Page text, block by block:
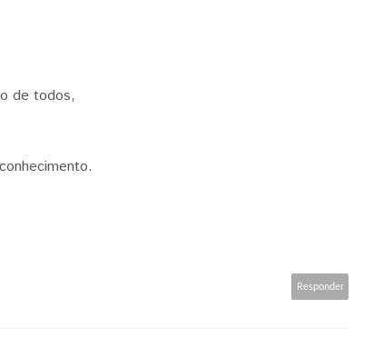
de todos,
Responder